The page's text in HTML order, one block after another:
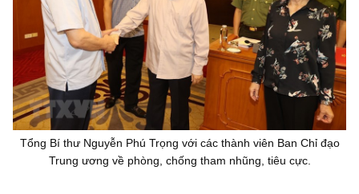
Tổng Bí thư Nguyễn Phú Trọng với các thành viên Ban Chỉ đạo
Trung ương về phòng, chống tham nhũng, tiêu cực.